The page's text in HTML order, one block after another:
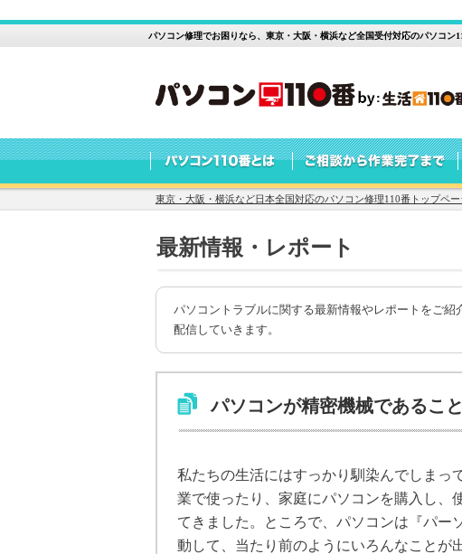
パソコン修理でお困りなら、東京・大阪・横浜など全国受付対応のパソコン
東京・大阪・横浜など日本全国対応のパソコン修理110番トップペー
最新情報・レポート
パソコントラブルに関する最新情報やレポートをご
配信していきます。
パソコンが精密機械であるこ
私たちの生活にはすっかり馴染んでしまっ
業で使ったり、家庭にパソコンを購入し、
てきました。ところで、パソコンは『パー
動して、当たり前のようにいろんなことが